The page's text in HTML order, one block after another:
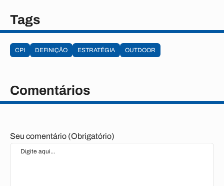
Tags
CPI DEFINIÇÃO ESTRATÉGIA OUTDOOR
Comentários
Seu comentário (Obrigatório)